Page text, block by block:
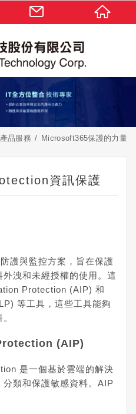
產品服務 Microsoft365保護的力量
資訊保護
護與監控方案，旨在保護
洩和未經授權的使用。這
Protection (AIP) 和
等工具，這些工具能夠
(AIP)
是一個基於雲端的解決
類和保護敏感資料。AIP